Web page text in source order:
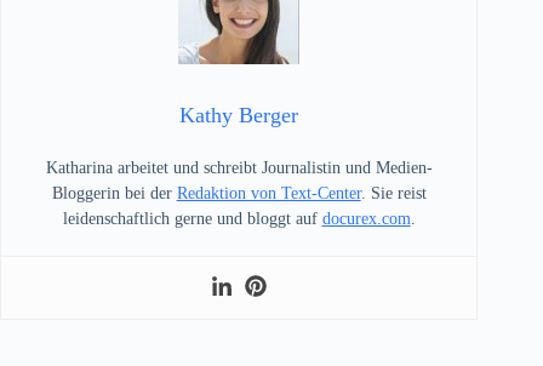
Kathy Berger
Katharina arbeitet und schreibt Journalistin und Medien-
Bloggerin bei der Redaktion von Text-Center. Sie reist
leidenschaftlich gerne und bloggt auf docurex.com